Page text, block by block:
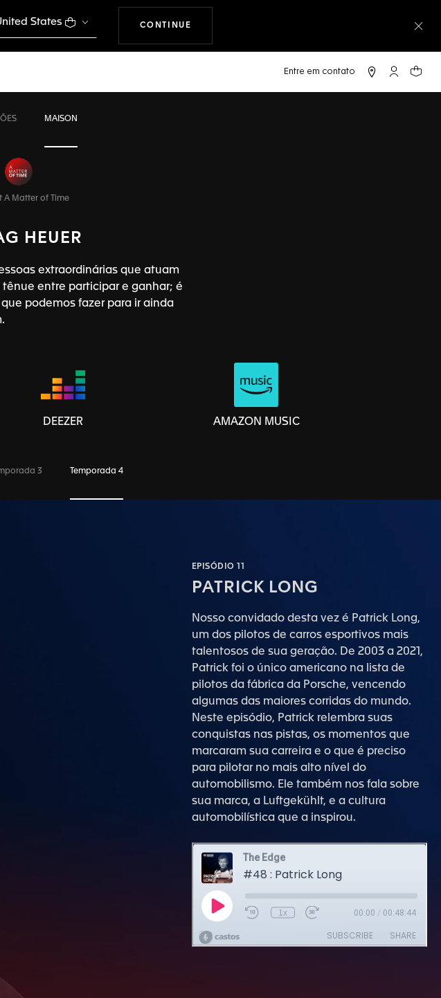
States
CONTINUE
Conta My
Seu
MAISON
A Matter of Time
HEUER
extraordinárias que atuam
entre participar e ganhar; é
podemos fazer para ir ainda
DEEZER AMAZON MUSIC
3 Temporada 4
EPISÓDIO 11
PATRICK LONG
Nosso convidado desta vez é Patrick Long,
um dos pilotos de carros esportivos mais
talentosos de sua geração. De 2003 a 2021,
Patrick foi o único americano na lista de
pilotos da fábrica da Porsche, vencendo
algumas das maiores corridas do mundo.
Neste episódio, Patrick relembra suas
conquistas nas pistas, os momentos que
marcaram sua carreira e o que é preciso
para pilotar no mais alto nível do
automobilismo. Ele também nos fala sobre
sua marca, a Luftgekühlt, e a cultura
automobilística que a inspirou.